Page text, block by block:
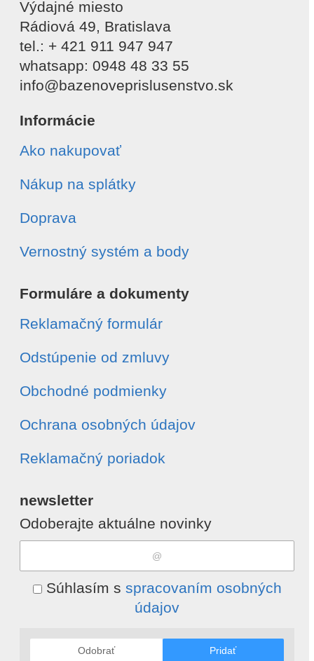
Výdajné miesto
Rádiová 49, Bratislava
tel.: + 421 911 947 947
whatsapp: 0948 48 33 55
info@bazenoveprislusenstvo.sk
Informácie
Ako nakupovať
Nákup na splátky
Doprava
Vernostný systém a body
Formuláre a dokumenty
Reklamačný formulár
Odstúpenie od zmluvy
Obchodné podmienky
Ochrana osobných údajov
Reklamačný poriadok
newsletter
Odoberajte aktuálne novinky
Súhlasím s spracovaním osobných
údajov
Odobrať Pridať